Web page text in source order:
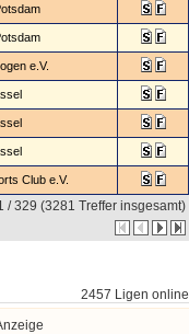
e.V.
Club e.V.
/ 329 (3281 Treffer insgesamt)
2457 Ligen online